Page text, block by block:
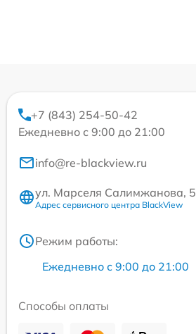
+7 (843) 254-50-42
Ежедневно с 9:00 до 21:00
info@re-blackview.ru
ул. Марселя Салимжанова, 5
Адрес сервисного центра BlackView
Режим работы:
Ежедневно с 9:00 до 21:00
Способы оплаты